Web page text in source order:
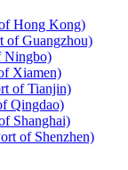
Hong Kong)
of Guangzhou)
Ningbo)
Xiamen)
of Tianjin)
Qingdao)
Shanghai)
of Shenzhen)